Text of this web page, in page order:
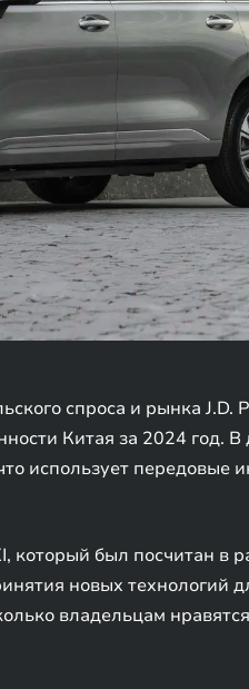
спроса и рынка J.D.
Китая за 2024 год.
использует передовые
который был посчитан в
новых технологий
владельцам